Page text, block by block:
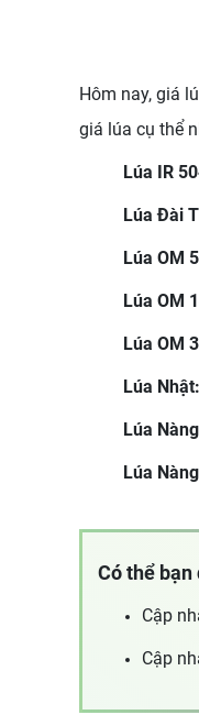
Hôm nay, giá
giá lúa cụ thể
Lúa IR
Lúa Đài
Lúa OM
Lúa OM
Lúa OM
Lúa Nhật:
Lúa
Lúa
Có thể bạn
Cập
Cập